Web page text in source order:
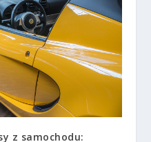
z samochodu: